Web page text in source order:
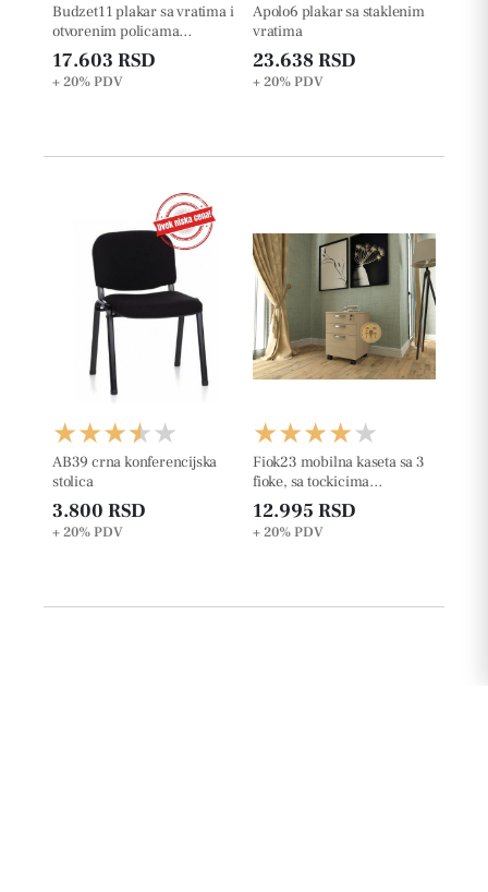
Budzet11 plakar sa vratima i
otvorenim policama
227.6cm
17.603 RSD
+ 20%PDV
Apolo6 plakar sa staklenim
vratima
23.638 RSD
+ 20%PDV
AB39 crna konferencijska
stolica
3.800 RSD
+ 20%PDV
Fiok23 mobilna kaseta sa 3
fioke, sa tockicima
š42xd50xv63cm
12.995 RSD
+ 20%PDV